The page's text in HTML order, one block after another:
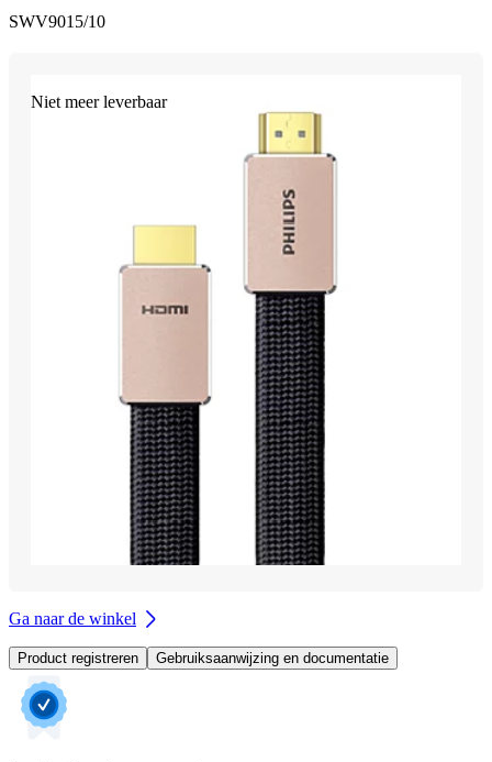
SWV9015/10
Niet meer leverbaar
Ga naar de winkel
Product registreren Gebruiksaanwijzing en documentatie